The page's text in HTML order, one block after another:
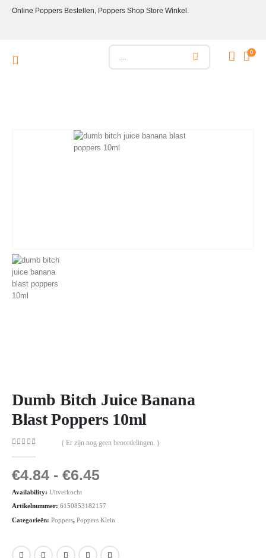
Online Poppers Bestellen, Poppers Shop Store Winkel.
0
Dumb Bitch Juice Banana
Blast Poppers 10ml
( Er zijn nog geen beoordelingen. )
€4.84 - €6.45
Availability: Uitverkocht
Artikelnummer: 6150853182157
Categorieën: Poppers, Poppers Klein